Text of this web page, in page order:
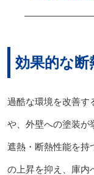
効果的な断
過酷な環境を改善す
や、外壁への塗装が
遮熱・断熱性能を持
の上昇を抑え、庫内